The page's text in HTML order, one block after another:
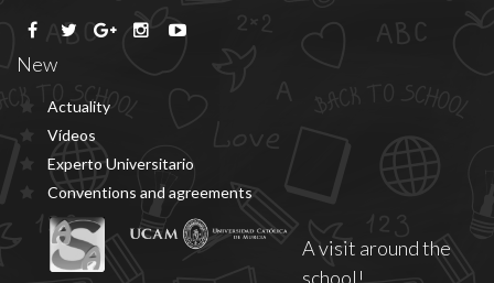
New
Actuality
Vídeos
Experto Universitario
Conventions and agreements
A visit around the
school!